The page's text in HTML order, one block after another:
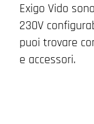
Exigo Vido
230V
puoi trovare
e accessori.